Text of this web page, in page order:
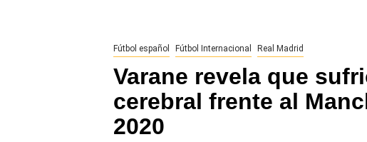
Fútbol español Fútbol Internacional Real Madrid
Varane revela que
cerebral frente al
2020